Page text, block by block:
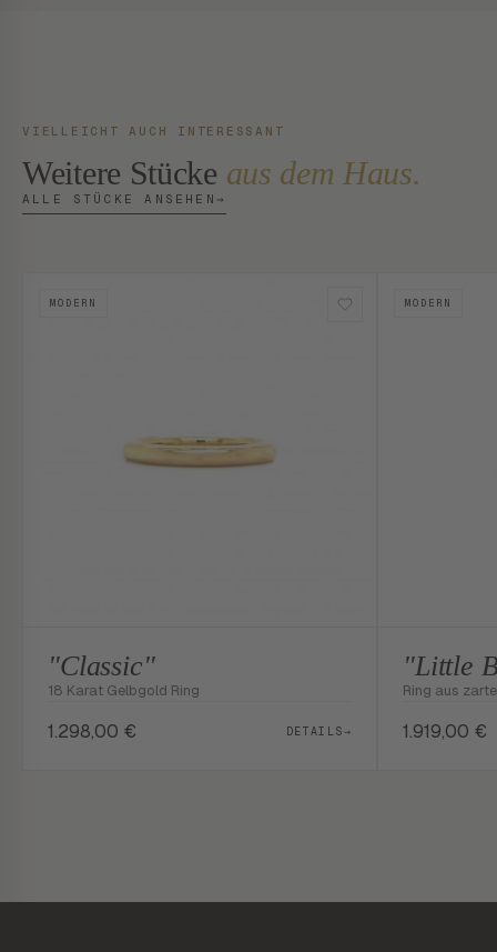
VIELLEICHT AUCH INTERESSANT
Weitere Stücke aus dem Haus.
ALLE STÜCKE ANSEHEN →
MODERN
"Classic"
18 Karat Gelbgold Ring
1.298,00 € DETAILS→
MODERN
"Little
Ring aus
1.919,00 €